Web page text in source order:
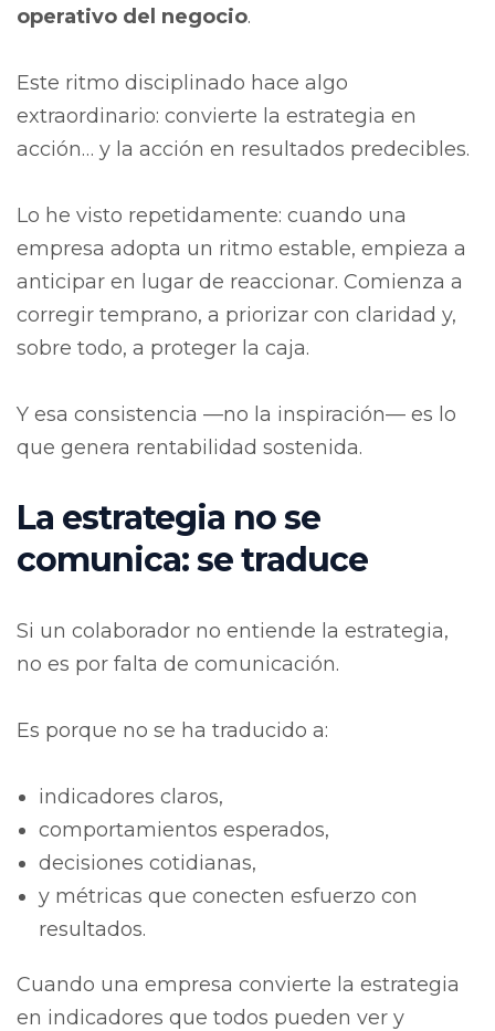
operativo del negocio.
Este ritmo disciplinado hace algo
extraordinario: convierte la estrategia en
acción… y la acción en resultados predecibles.
Lo he visto repetidamente: cuando una
empresa adopta un ritmo estable, empieza a
anticipar en lugar de reaccionar. Comienza a
corregir temprano, a priorizar con claridad y,
sobre todo, a proteger la caja.
Y esa consistencia —no la inspiración— es lo
que genera rentabilidad sostenida.
La estrategia no se
comunica: se traduce
Si un colaborador no entiende la estrategia,
no es por falta de comunicación.
Es porque no se ha traducido a:
indicadores claros,
comportamientos esperados,
decisiones cotidianas,
y métricas que conecten esfuerzo con
resultados.
Cuando una empresa convierte la estrategia
en indicadores que todos pueden ver y